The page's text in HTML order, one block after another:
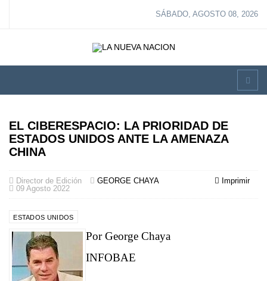
SÁBADO, AGOSTO 08, 2026
EL CIBERESPACIO: LA PRIORIDAD DE
ESTADOS UNIDOS ANTE LA AMENAZA
CHINA
Imprimir
Director de Edición
GEORGE CHAYA
09 Agosto 2022
ESTADOS UNIDOS
Por George Chaya
INFOBAE